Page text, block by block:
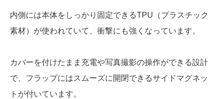
内側には本体をしっかり固定できるTPU（プラスチック
素材）が使われていて、衝撃にも強くなっています。
カバーを付けたまま充電や写真撮影の操作ができる設計
で、フラップにはスムーズに開閉できるサイドマグネッ
トが付いています。